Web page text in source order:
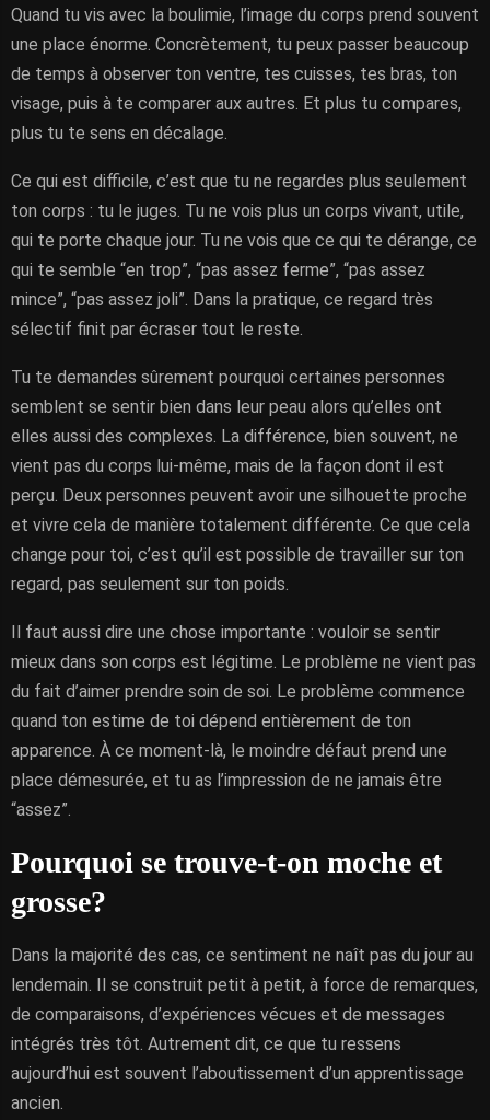
Quand tu vis avec la boulimie, l’image du corps prend souvent
une place énorme. Concrètement, tu peux passer beaucoup
de temps à observer ton ventre, tes cuisses, tes bras, ton
visage, puis à te comparer aux autres. Et plus tu compares,
plus tu te sens en décalage.
Ce qui est difficile, c’est que tu ne regardes plus seulement
ton corps : tu le juges. Tu ne vois plus un corps vivant, utile,
qui te porte chaque jour. Tu ne vois que ce qui te dérange, ce
qui te semble “en trop”, “pas assez ferme”, “pas assez
mince”, “pas assez joli”. Dans la pratique, ce regard très
sélectif finit par écraser tout le reste.
Tu te demandes sûrement pourquoi certaines personnes
semblent se sentir bien dans leur peau alors qu’elles ont
elles aussi des complexes. La différence, bien souvent, ne
vient pas du corps lui-même, mais de la façon dont il est
perçu. Deux personnes peuvent avoir une silhouette proche
et vivre cela de manière totalement différente. Ce que cela
change pour toi, c’est qu’il est possible de travailler sur ton
regard, pas seulement sur ton poids.
Il faut aussi dire une chose importante : vouloir se sentir
mieux dans son corps est légitime. Le problème ne vient pas
du fait d’aimer prendre soin de soi. Le problème commence
quand ton estime de toi dépend entièrement de ton
apparence. À ce moment-là, le moindre défaut prend une
place démesurée, et tu as l’impression de ne jamais être
“assez”.
Pourquoi se trouve-t-on moche et
grosse?
Dans la majorité des cas, ce sentiment ne naît pas du jour au
lendemain. Il se construit petit à petit, à force de remarques,
de comparaisons, d’expériences vécues et de messages
intégrés très tôt. Autrement dit, ce que tu ressens
aujourd’hui est souvent l’aboutissement d’un apprentissage
ancien.